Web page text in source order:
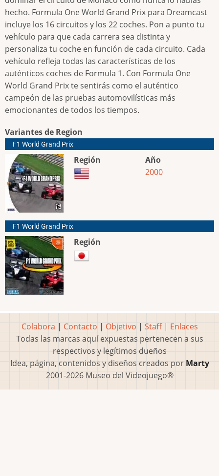
hecho. Formula One World Grand Prix para Dreamcast
incluye los 16 circuitos y los 22 coches. Pon a punto tu
vehículo para que cada carrera sea distinta y
personaliza tu coche en función de cada circuito. Cada
vehículo refleja todas las características de los
auténticos coches de Formula 1. Con Formula One
World Grand Prix te sentirás como el auténtico
campeón de las pruebas automovilísticas más
emocionantes de todos los tiempos.
Variantes de Region
F1 World Grand Prix
Región
Año
2000
F1 World Grand Prix
Región
Colabora | Contacto | Objetivo | Staff| Enlaces
Todas las marcas aquí expuestas pertenecen a sus
respectivos y legítimos dueños
Idea, página, contenidos y diseños creados por Marty
2001-2026 Museo del Videojuego®